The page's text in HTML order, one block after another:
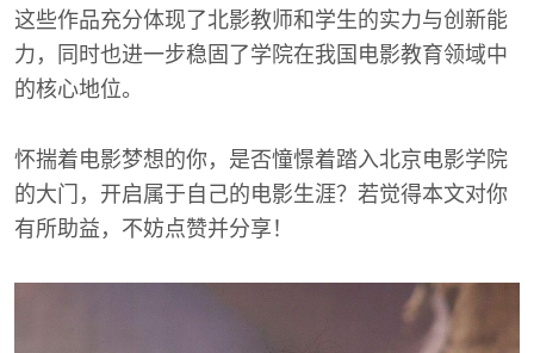
这些作品充分体现了北影教师和学生的实力与创新能
力，同时也进一步稳固了学院在我国电影教育领域中
的核心地位。
怀揣着电影梦想的你，是否憧憬着踏入北京电影学院
的大门，开启属于自己的电影生涯？若觉得本文对你
有所助益，不妨点赞并分享！